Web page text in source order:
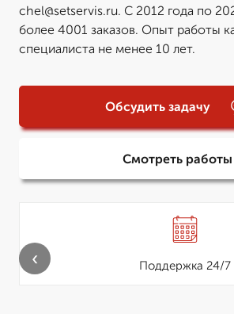
chel@setservis.ru. С 2012 года по
более 4001 заказов. Опыт работы
специалиста не менее 10 лет.
Обсудить задачу
Смотреть работы
Поддержка 24/7
‹